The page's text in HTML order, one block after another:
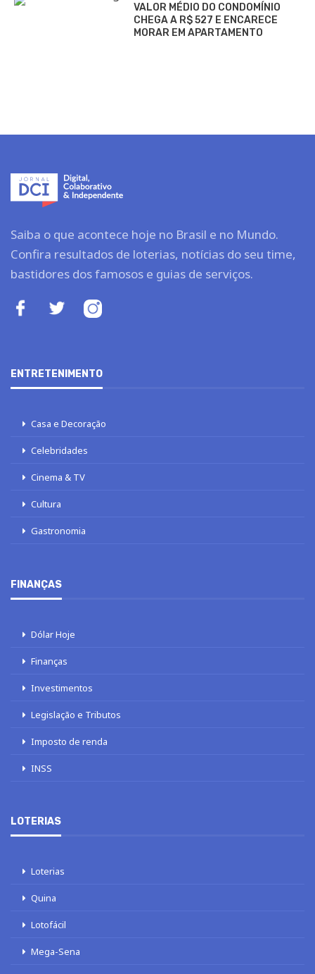
VALOR MÉDIO DO CONDOMÍNIO
CHEGA A R$ 527 E ENCARECE
MORAR EM APARTAMENTO
Saiba o que acontece hoje no Brasil e no Mundo.
Confira resultados de loterias, notícias do seu time,
bastidores dos famosos e guias de serviços.
ENTRETENIMENTO
Casa e Decoração
Celebridades
Cinema & TV
Cultura
Gastronomia
FINANÇAS
Dólar Hoje
Finanças
Investimentos
Legislação e Tributos
Imposto de renda
INSS
LOTERIAS
Loterias
Quina
Lotofácil
Mega-Sena